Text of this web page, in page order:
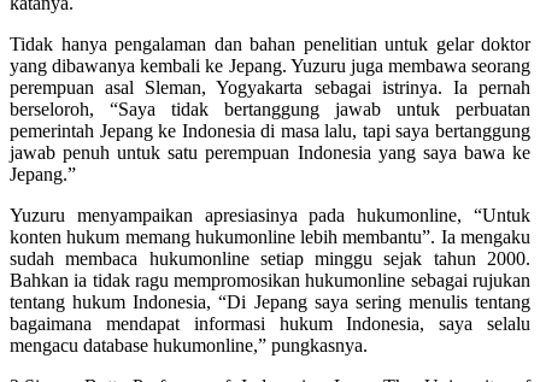
Tidak hanya pengalaman dan bahan penelitian untuk gelar doktor
yang dibawanya kembali ke Jepang. Yuzuru juga membawa seorang
perempuan asal Sleman, Yogyakarta sebagai istrinya. Ia pernah
berseloroh, “Saya tidak bertanggung jawab untuk perbuatan
pemerintah Jepang ke Indonesia di masa lalu, tapi saya bertanggung
jawab penuh untuk satu perempuan Indonesia yang saya bawa ke
Jepang.”
Yuzuru menyampaikan apresiasinya pada hukumonline, “Untuk
konten hukum memang hukumonline lebih membantu”. Ia mengaku
sudah membaca hukumonline setiap minggu sejak tahun 2000.
Bahkan ia tidak ragu mempromosikan hukumonline sebagai rujukan
tentang hukum Indonesia, “Di Jepang saya sering menulis tentang
bagaimana mendapat informasi hukum Indonesia, saya selalu
mengacu database hukumonline,” pungkasnya.